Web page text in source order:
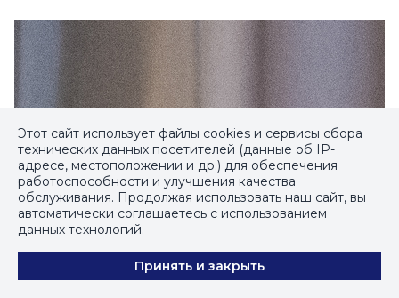
Этот сайт использует файлы cookies и сервисы сбора
технических данных посетителей (данные об IP-
адресе, местоположении и др.) для обеспечения
работоспособности и улучшения качества
обслуживания. Продолжая использовать наш сайт, вы
автоматически соглашаетесь с использованием
данных технологий.
Принять и закрыть